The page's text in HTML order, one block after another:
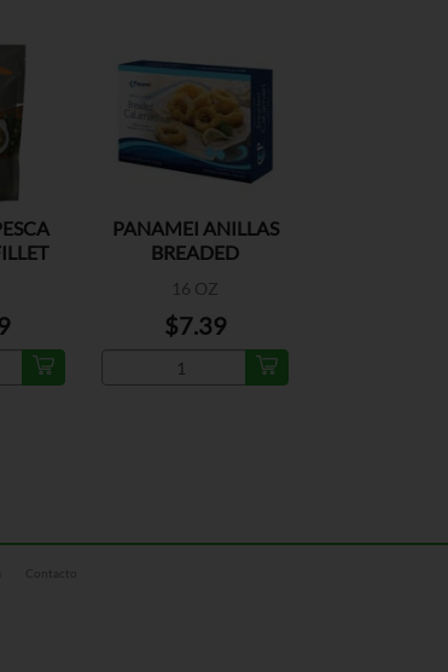
PANAMEI ANILLAS
BREADED
16 OZ
$7.39
Contacto